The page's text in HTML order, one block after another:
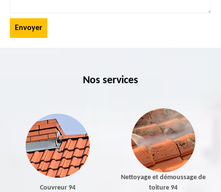
Nos services
Couvreur 94
Nettoyage et démoussage de
toiture 94